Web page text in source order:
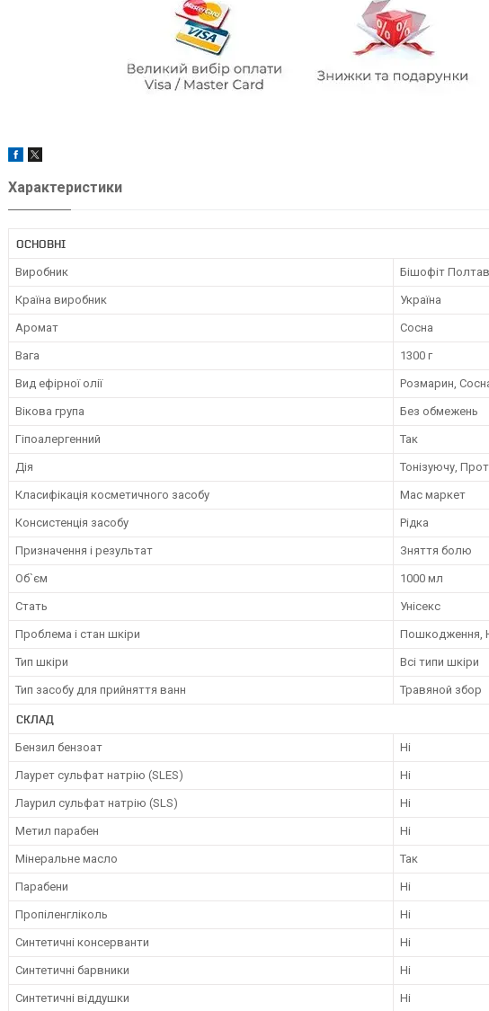
Характеристики
ОСНОВНІ
Виробник Бішофіт
Країна виробник Україна
Аромат Сосна
Вага 1300 г
Вид ефірної олії Розмарин,
Вікова група Без обмежень
Гіпоалергенний Так
Дія Тонізуючу,
Класифікація косметичного засобу Мас маркет
Консистенція засобу Рідка
Призначення і результат Зняття болю
Об`єм 1000 мл
Стать Унісекс
Проблема і стан шкіри Пошкодження,
Тип шкіри Всі типи шкіри
Тип засобу для прийняття ванн Травяной збор
СКЛАД
Бензил бензоат Ні
Лаурет сульфат натрію (SLES) Ні
Лаурил сульфат натрію (SLS) Ні
Метил парабен Ні
Мінеральне масло Так
Парабени Ні
Пропіленгліколь Ні
Синтетичні консерванти Ні
Синтетичні барвники Ні
Синтетичні віддушки Ні